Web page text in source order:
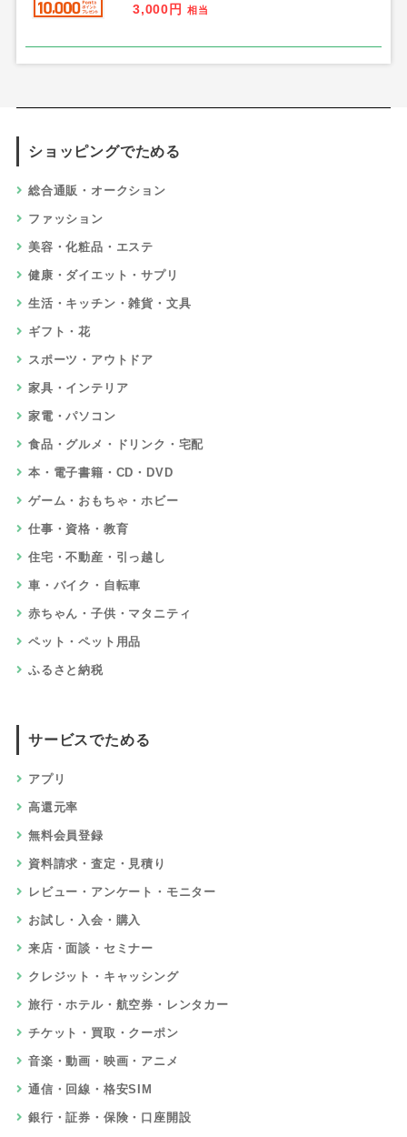
3,000円
相当
ショッピングでためる
総合通販・オークション
ファッション
美容・化粧品・エステ
健康・ダイエット・サプリ
生活・キッチン・雑貨・文具
ギフト・花
スポーツ・アウトドア
家具・インテリア
家電・パソコン
食品・グルメ・ドリンク・宅配
本・電子書籍・CD・DVD
ゲーム・おもちゃ・ホビー
仕事・資格・教育
住宅・不動産・引っ越し
車・バイク・自転車
赤ちゃん・子供・マタニティ
ペット・ペット用品
ふるさと納税
サービスでためる
アプリ
高還元率
無料会員登録
資料請求・査定・見積り
レビュー・アンケート・モニター
お試し・入会・購入
来店・面談・セミナー
クレジット・キャッシング
旅行・ホテル・航空券・レンタカー
チケット・買取・クーポン
音楽・動画・映画・アニメ
通信・回線・格安SIM
銀行・証券・保険・口座開設